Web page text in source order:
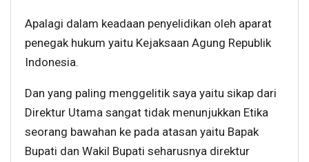
Apalagi dalam keadaan penyelidikan oleh aparat
penegak hukum yaitu Kejaksaan Agung Republik
Indonesia.
Dan yang paling menggelitik saya yaitu sikap dari
Direktur Utama sangat tidak menunjukkan Etika
seorang bawahan ke pada atasan yaitu Bapak
Bupati dan Wakil Bupati seharusnya direktur